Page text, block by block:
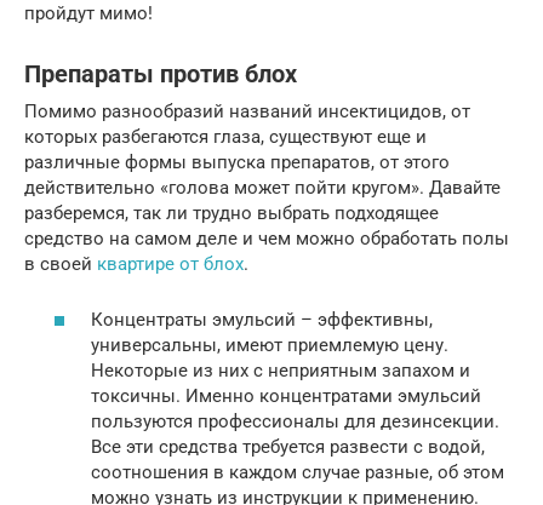
пройдут мимо!
Препараты против блох
Помимо разнообразий названий инсектицидов, от
которых разбегаются глаза, существуют еще и
различные формы выпуска препаратов, от этого
действительно «голова может пойти кругом». Давайте
разберемся, так ли трудно выбрать подходящее
средство на самом деле и чем можно обработать полы
в своей квартире от блох.
Концентраты эмульсий – эффективны,
универсальны, имеют приемлемую цену.
Некоторые из них с неприятным запахом и
токсичны. Именно концентратами эмульсий
пользуются профессионалы для дезинсекции.
Все эти средства требуется развести с водой,
соотношения в каждом случае разные, об этом
можно узнать из инструкции к применению.